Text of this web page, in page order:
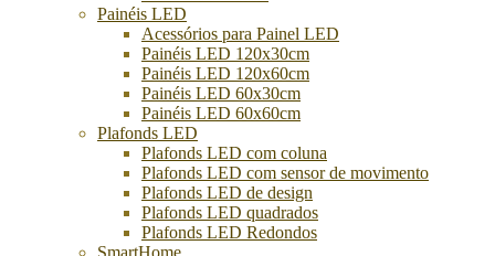
Painéis LED
Acessórios para Painel LED
Painéis LED 120x30cm
Painéis LED 120x60cm
Painéis LED 60x30cm
Painéis LED 60x60cm
Plafonds LED
Plafonds LED com coluna
Plafonds LED com sensor de movimento
Plafonds LED de design
Plafonds LED quadrados
Plafonds LED Redondos
SmartHome